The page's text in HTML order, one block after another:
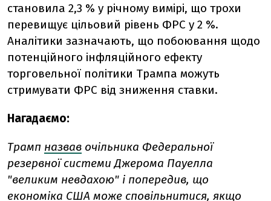
становила 2,3 % у річному вимірі, що трохи
перевищує цільовий рівень ФРС у 2 %.
Аналітики зазначають, що побоювання щодо
потенційного інфляційного ефекту
торговельної політики Трампа можуть
стримувати ФРС від зниження ставки.
Нагадаємо:
Трамп назвав очільника Федеральної
резервної системи Джерома Пауелла
"великим невдахою" і попередив, що
економіка США може сповільнитися, якщо